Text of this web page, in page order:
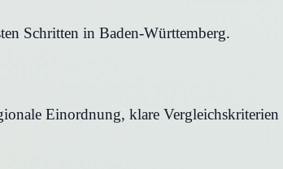
Schritten in Baden-Württemberg.
Einordnung, klare Vergleichskriterien